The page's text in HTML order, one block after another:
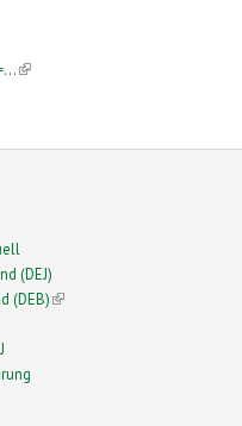
(link is external)
(DEJ)
(DEB)(link is external)